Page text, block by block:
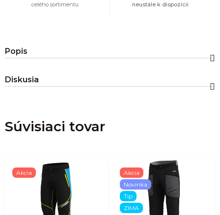
celého sortimentu neustále k dispozícii
Popis
Diskusia
Súvisiaci tovar
Akcia
Akcia
Novinka
Tip
ZIMA